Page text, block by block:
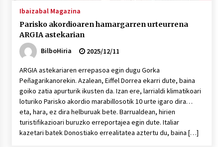
Ibaizabal Magazina
Parisko akordioaren hamargarren urteurrena
ARGIA astekarian
BilboHiria
2025/12/11
ARGIA astekariaren errepasoa egin dugu Gorka
Peñagarikanorekin. Azalean, Eiffel Dorrea ekarri dute, baina
goiko zatia apurturik ikusten da. Izan ere, larrialdi klimatikoari
loturiko Parisko akordio marabillosotik 10 urte igaro dira…
eta, hara, ez dira helburuak bete. Barrualdean, hirien
turistifikazioari buruzko erreportajea egin dute. Italiar
kazetari batek Donostiako errealitatea aztertu du, baina […]